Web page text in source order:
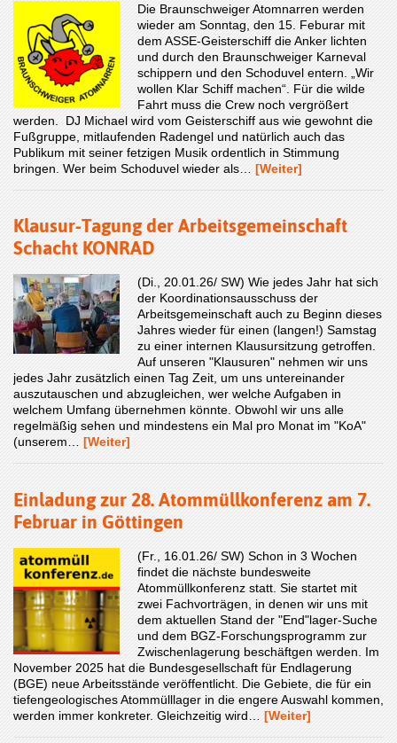
Die Braunschweiger Atomnarren werden
wieder am Sonntag, den 15. Feburar mit
dem ASSE-Geisterschiff die Anker lichten
und durch den Braunschweiger Karneval
schippern und den Schoduvel entern. „Wir
wollen Klar Schiff machen“. Für die wilde
Fahrt muss die Crew noch vergrößert
werden. DJ Michael wird vom Geisterschiff aus wie gewohnt die
Fußgruppe, mitlaufenden Radengel und natürlich auch das
Publikum mit seiner fetzigen Musik ordentlich in Stimmung
bringen. Wer beim Schoduvel wieder als… [Weiter]
Klausur-Tagung der Arbeitsgemeinschaft
Schacht KONRAD
(Di., 20.01.26/ SW) Wie jedes Jahr hat sich
der Koordinationsausschuss der
Arbeitsgemeinschaft auch zu Beginn dieses
Jahres wieder für einen (langen!) Samstag
zu einer internen Klausursitzung getroffen.
Auf unseren "Klausuren" nehmen wir uns
jedes Jahr zusätzlich einen Tag Zeit, um uns untereinander
auszutauschen und abzugleichen, wer welche Aufgaben in
welchem Umfang übernehmen könnte. Obwohl wir uns alle
regelmäßig sehen und mindestens ein Mal pro Monat im "KoA"
(unserem… [Weiter]
Einladung zur 28. Atommüllkonferenz am 7.
Februar in Göttingen
(Fr., 16.01.26/ SW) Schon in 3 Wochen
findet die nächste bundesweite
Atommüllkonferenz statt. Sie startet mit
zwei Fachvorträgen, in denen wir uns mit
dem aktuellen Stand der "End"lager-Suche
und dem BGZ-Forschungsprogramm zur
Zwischenlagerung beschäftgen werden. Im
November 2025 hat die Bundesgesellschaft für Endlagerung
(BGE) neue Arbeitsstände veröffentlicht. Die Gebiete, die für ein
tiefengeologisches Atommülllager in die engere Auswahl kommen,
werden immer konkreter. Gleichzeitig wird… [Weiter]